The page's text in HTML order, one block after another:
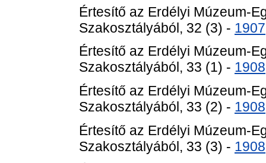
Értesítő az Erdélyi Múzeum-
Szakosztályából, 32 (3) - 1907
Értesítő az Erdélyi Múzeum-
Szakosztályából, 33 (1) - 1908
Értesítő az Erdélyi Múzeum-
Szakosztályából, 33 (2) - 1908
Értesítő az Erdélyi Múzeum-
Szakosztályából, 33 (3) - 1908